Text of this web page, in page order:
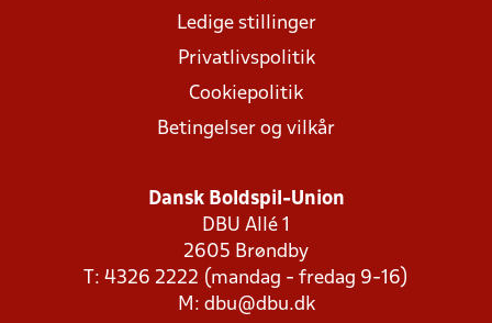
Ledige stillinger
Privatlivspolitik
Cookiepolitik
Betingelser og vilkår
Dansk Boldspil-Union
DBU Allé 1
2605 Brøndby
T: 4326 2222 (mandag - fredag 9-16)
M: dbu@dbu.dk